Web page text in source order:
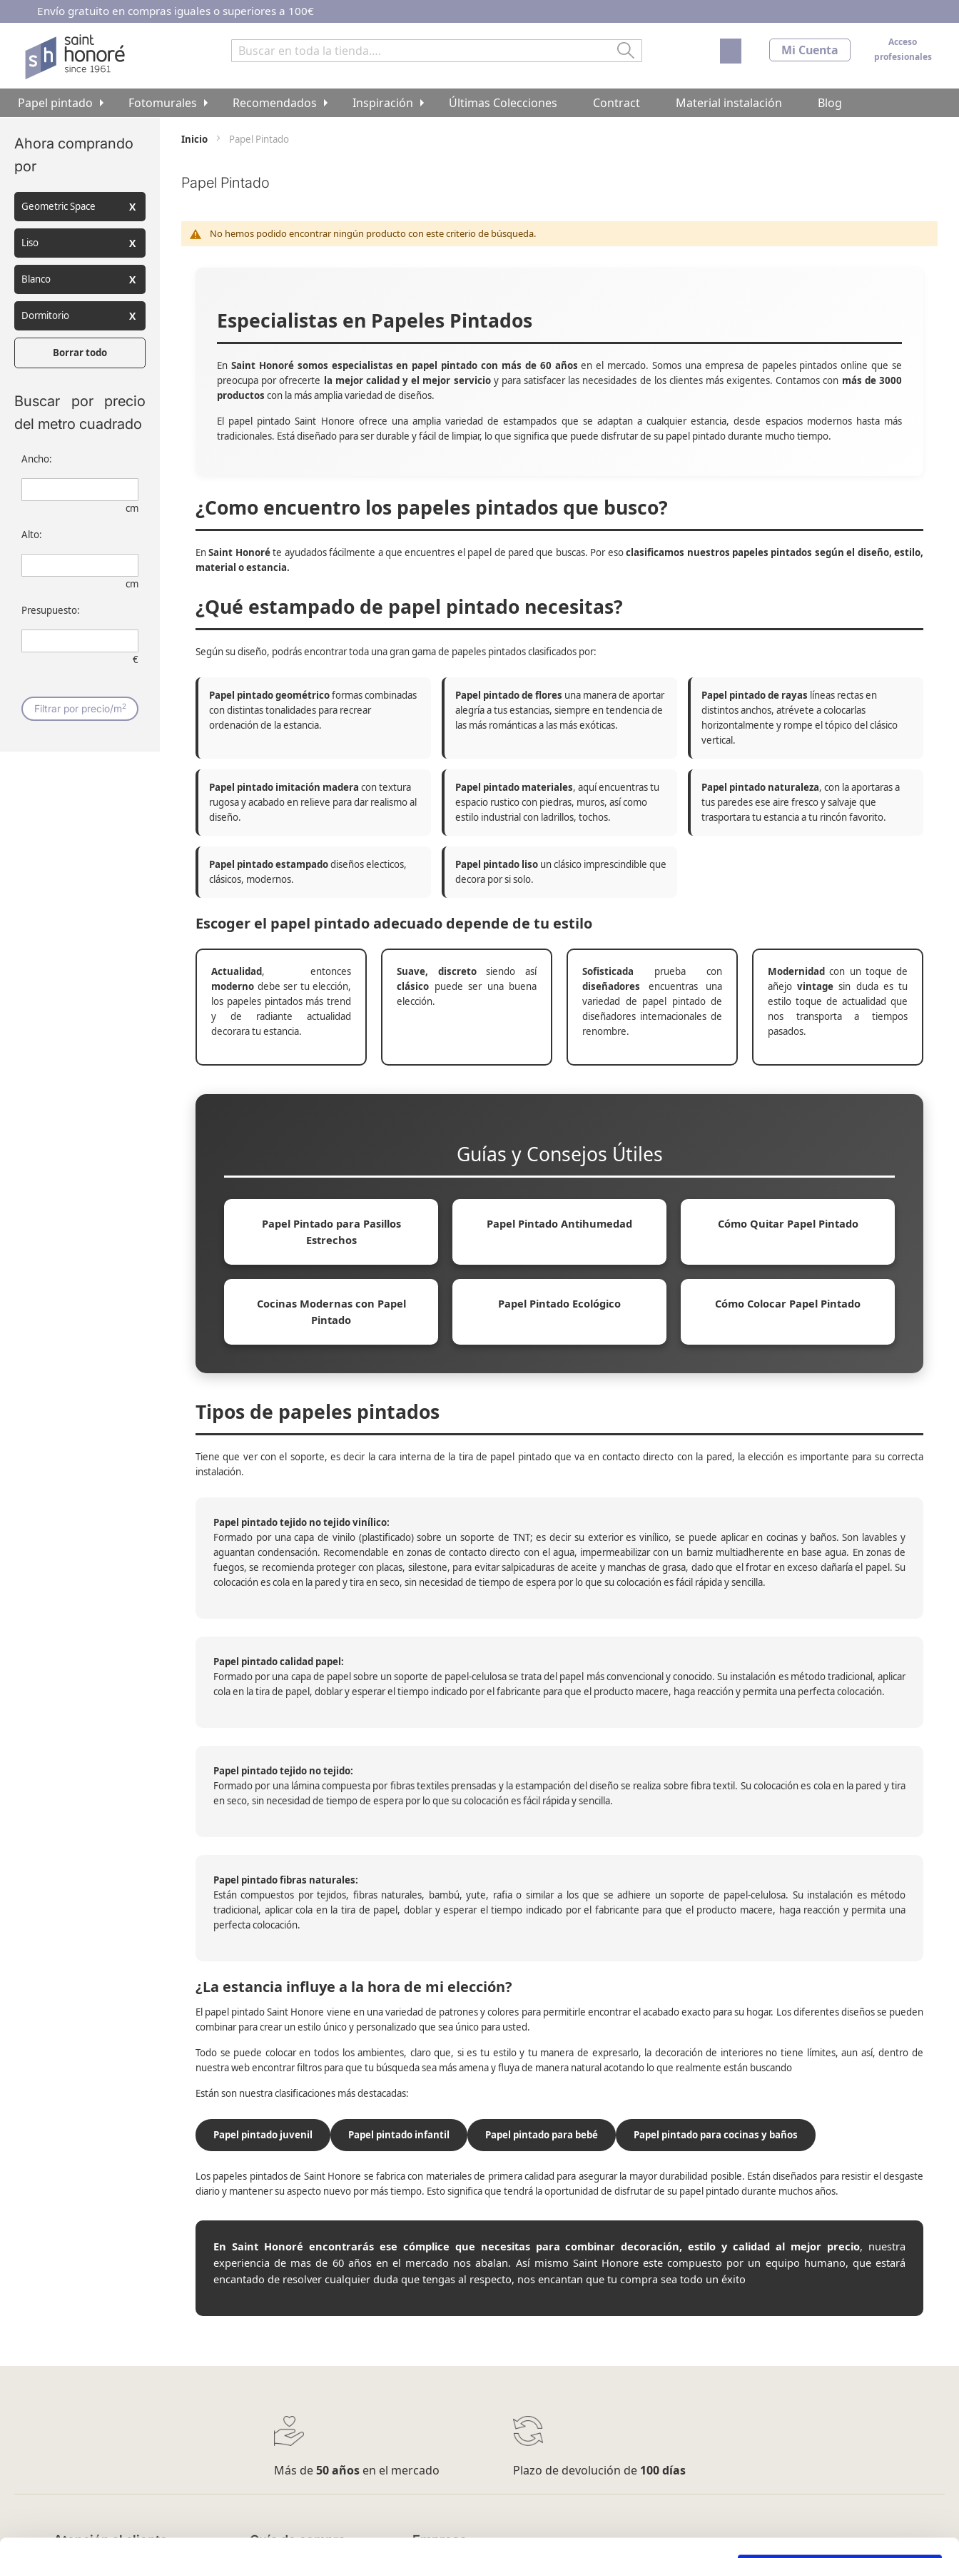
Ir
contenido
Envío gratuito en compras iguales o superiores a 100€
Acceso
profesionales
Mi Cuenta
Mi carrito
Papel pintado Fotomurales Recomendados Inspiración Últimas Colecciones Contract Material instalación Blog
Inicio Papel Pintado
Papel Pintado
No hemos podido encontrar ningún producto con este criterio de búsqueda.
Especialistas en Papeles Pintados
En Saint Honoré somos especialistas en papel pintado con más de 60 años en el mercado. Somos una empresa de papeles pintados online que se
preocupa por ofrecerte la mejor calidad y el mejor servicioy para satisfacer las necesidades de los clientes más exigentes. Contamos con más de 3000
productos con la más amplia variedad de diseños.
El papel pintado Saint Honore ofrece una amplia variedad de estampados que se adaptan a cualquier estancia, desde espacios modernos hasta más
tradicionales. Está diseñado para ser durable y fácil de limpiar, lo que significa que puede disfrutar de su papel pintado durante mucho tiempo.
¿Como encuentro los papeles pintados que busco?
EnSaint Honoréte ayudados fácilmente a que encuentres el papel de pared que buscas. Por esoclasificamos nuestros papeles pintados según el diseño, estilo,
material o estancia.
¿Qué estampado de papel pintado necesitas?
Según su diseño, podrás encontrar toda una gran gama de papeles pintados clasificados por:
Papel pintado geométricoformas combinadas
con distintas tonalidades para recrear
ordenación de la estancia.
Papel pintado de flores una manera de aportar
alegría a tus estancias, siempre en tendencia de
las más románticas a las más exóticas.
Papel pintado de rayas líneas rectas en
distintos anchos, atrévete a colocarlas
horizontalmente y rompe el tópico del clásico
vertical.
Papel pintado imitación madera con textura
rugosa y acabado en relieve para dar realismo al
diseño.
Papel pintado materiales, aquí encuentras tu
espacio rustico con piedras, muros, así como
estilo industrial con ladrillos, tochos.
Papel pintado naturaleza, con la aportaras a
tus paredes ese aire fresco y salvaje que
trasportara tu estancia a tu rincón favorito.
Papel pintado estampadodiseños electicos,
clásicos, modernos.
Papel pintado liso un clásico imprescindible que
decora por si solo.
Escoger el papel pintado adecuado depende de tu estilo
Actualidad, entonces
moderno debe ser tu elección,
los papeles pintados más trend
y de radiante actualidad
decorara tu estancia.
Suave, discretosiendo así
clásico puede ser una buena
elección.
Sofisticada prueba con
diseñadores encuentras una
variedad de papel pintado de
diseñadores internacionales de
renombre.
Modernidad con un toque de
añejovintage sin duda es tu
estilo toque de actualidad que
nos transporta a tiempos
pasados.
Guías y Consejos Útiles
Papel Pintado para Pasillos
Estrechos
Papel Pintado Antihumedad Cómo Quitar Papel Pintado
Cocinas Modernas con Papel
Pintado
Papel Pintado Ecológico Cómo Colocar Papel Pintado
Tipos de papeles pintados
Tiene que ver con el soporte, es decir la cara interna de la tira de papel pintado que va en contacto directo con la pared, la elección es importante para su correcta
instalación.
Papel pintado tejido no tejido vinílico:
Formado por una capa de vinilo (plastificado) sobre un soporte de TNT; es decir su exterior es vinílico, se puede aplicar en cocinas y baños. Son lavables y
aguantan condensación. Recomendable en zonas de contacto directo con el agua, impermeabilizar con un barniz multiadherente en base agua. En zonas de
fuegos, se recomienda proteger con placas, silestone, para evitar salpicaduras de aceite y manchas de grasa, dado que el frotar en exceso dañaría el papel. Su
colocación es cola en la pared y tira en seco, sin necesidad de tiempo de espera por lo que su colocación es fácil rápida y sencilla.
Papel pintado calidad papel:
Formado por una capa de papel sobre un soporte de papel-celulosa se trata del papel más convencional y conocido. Su instalación es método tradicional, aplicar
cola en la tira de papel, doblar y esperar el tiempo indicado por el fabricante para que el producto macere, haga reacción y permita una perfecta colocación.
Papel pintado tejido no tejido:
Formado por una lámina compuesta por fibras textiles prensadas y la estampación del diseño se realiza sobre fibra textil. Su colocación es cola en la pared y tira
en seco, sin necesidad de tiempo de espera por lo que su colocación es fácil rápida y sencilla.
Papel pintado fibras naturales:
Están compuestos por tejidos, fibras naturales, bambú, yute, rafia o similar a los que se adhiere un soporte de papel-celulosa. Su instalación es método
tradicional, aplicar cola en la tira de papel, doblar y esperar el tiempo indicado por el fabricante para que el producto macere, haga reacción y permita una
perfecta colocación.
¿La estancia influye a la hora de mi elección?
El papel pintado Saint Honore viene en una variedad de patrones y colores para permitirle encontrar el acabado exacto para su hogar. Los diferentes diseños se pueden
combinar para crear un estilo único y personalizado que sea único para usted.
Todo se puede colocar en todos los ambientes, claro que, si es tu estilo y tu manera de expresarlo, la decoración de interiores no tiene límites, aun así, dentro de
nuestra web encontrar filtros para que tu búsqueda sea más amena y fluya de manera natural acotando lo que realmente están buscando
Están son nuestra clasificaciones más destacadas:
Papel pintado juvenil Papel pintado infantil Papel pintado para bebé Papel pintado para cocinas y baños
Los papeles pintados de Saint Honore se fabrica con materiales de primera calidad para asegurar la mayor durabilidad posible. Están diseñados para resistir el desgaste
diario y mantener su aspecto nuevo por más tiempo. Esto significa que tendrá la oportunidad de disfrutar de su papel pintado durante muchos años.
En Saint Honoré encontrarás ese cómplice que necesitas para combinar decoración, estilo y calidad al mejor precio, nuestra
experiencia de mas de 60 años en el mercado nos abalan. Así mismo Saint Honore este compuesto por un equipo humano, que estará
encantado de resolver cualquier duda que tengas al respecto, nos encantan que tu compra sea todo un éxito
Buscar por precio
del metro cuadrado
Ancho:
cm
Alto:
cm
Presupuesto:
€
Filtrar por precio/m2
Ahora comprando
por
Geometric Space
Liso
Blanco
Dormitorio
Borrar todo
Más de50 añosen el mercado Plazo de devolución de 100 días
Atención al cliente Guía de compra Empresa